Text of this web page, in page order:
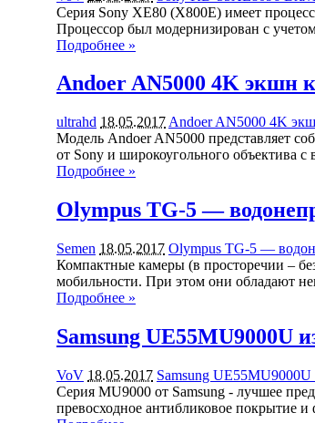
Серия Sony XE80 (X800E) имеет
Процессор был модернизирован с
Подробнее »
Andoer AN5000 4K экшн
ultrahd 18.05.2017 Andoer AN5000 4K
Модель Andoer AN5000 представляет
от Sony и широкоугольного объектива
Подробнее »
Olympus TG-5 —
Semen 18.05.2017 Olympus TG-5 —
Компактные камеры (в просторечии –
мобильности. При этом они обладают
Подробнее »
Samsung UE55MU9000U
VoV 18.05.2017 Samsung
Серия MU9000 от Samsung - лучшее
превосходное антибликовое покрытие